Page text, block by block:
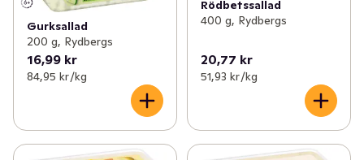
Gurksallad
200 g, Rydbergs
16,99 kr
84,95 kr /kg
Rödbetssallad
400 g, Rydbergs
20,77 kr
51,93 kr /kg